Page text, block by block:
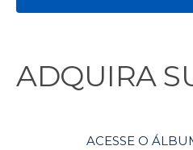
ADQUIRA
ACESSE O